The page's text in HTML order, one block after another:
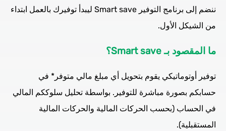
ننضم إلى برنامج التوفير Smart save ليبدأ توفيرك بالعمل ابتداء
من الشيكل الأول.
ما المقصود بـ Smart save؟
توفير أوتوماتيكي يقوم بتحويل أي مبلغ مالي متوفر* في
حسابكم بصورة مباشرة للتوفير. بواسطة تحليل سلوككم المالي
في الحساب (بحسب الحركات المالية والحركات المالية
المستقبلية).